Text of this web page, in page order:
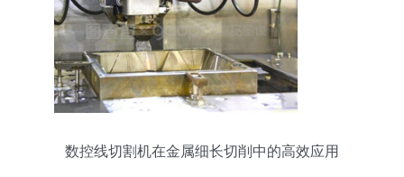
数控线切割机在金属细长切削中的高效应用